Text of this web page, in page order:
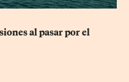
al pasar por el